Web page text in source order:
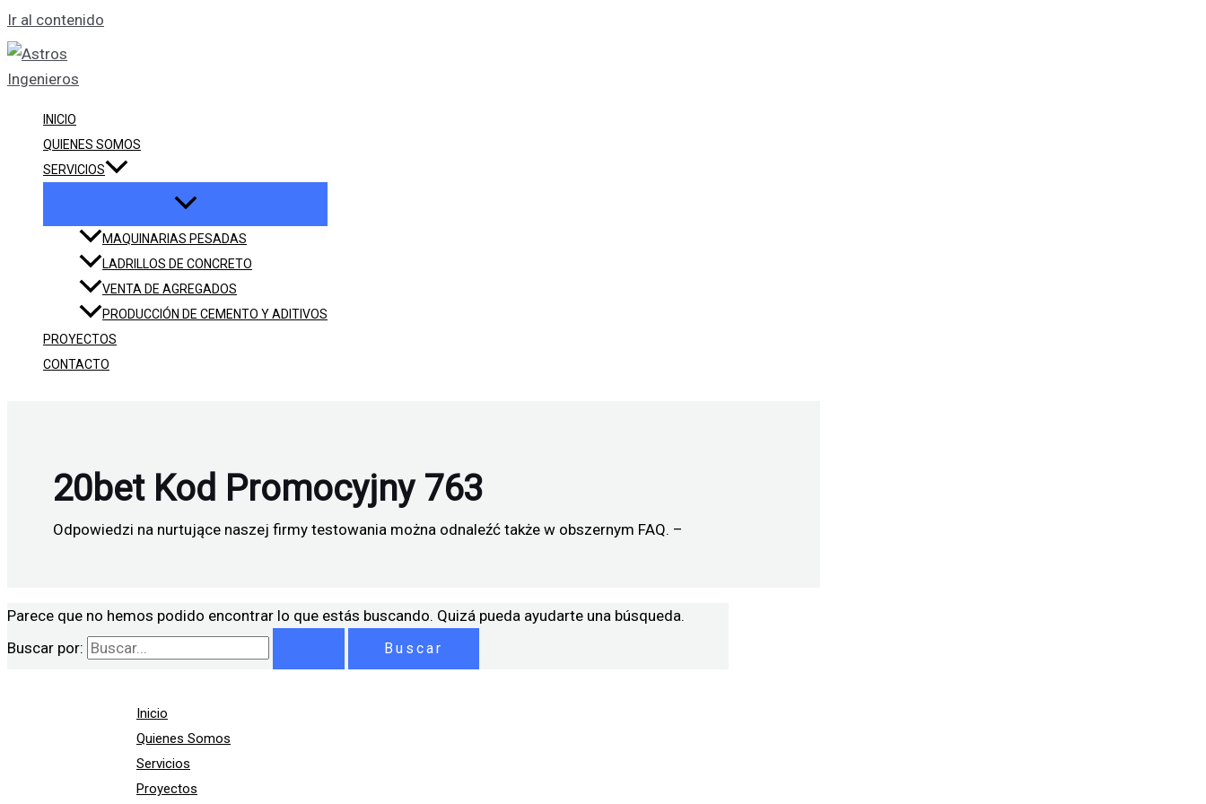
Ir al contenido
INICIO
QUIENES SOMOS
SERVICIOS
MAQUINARIAS PESADAS
LADRILLOS DE CONCRETO
VENTA DE AGREGADOS
PRODUCCIÓN DE CEMENTO Y ADITIVOS
PROYECTOS
CONTACTO
20bet Kod Promocyjny 763
Odpowiedzi na nurtujące naszej firmy testowania można odnaleźć także w obszernym FAQ. –
Parece que no hemos podido encontrar lo que estás buscando. Quizá pueda ayudarte una búsqueda.
Buscar por:
Inicio
Quienes Somos
Servicios
Proyectos